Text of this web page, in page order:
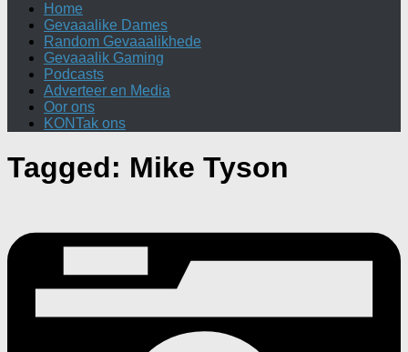
Home
Gevaaalike Dames
Random Gevaaalikhede
Gevaaalik Gaming
Podcasts
Adverteer en Media
Oor ons
KONTak ons
Tagged: Mike Tyson